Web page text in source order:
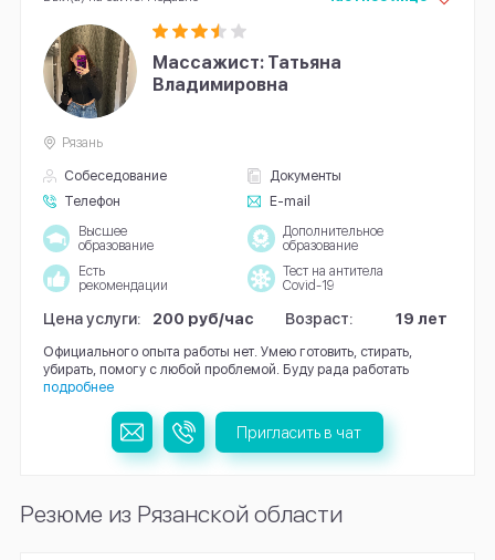
Массажист: Татьяна
Владимировна
Собеседование
Документы
Телефон
E-mail
Рязань
Высшее
образование
Дополнительное
образование
Есть
рекомендации
Тест на антитела
Covid-19
Цена услуги: 200 руб/час Возраст: 19 лет
Официального опыта работы нет. Умею готовить, стирать,
убирать, помогу с любой проблемой. Буду рада работать
подробнее
Пригласить в чат
Резюме из Рязанской области